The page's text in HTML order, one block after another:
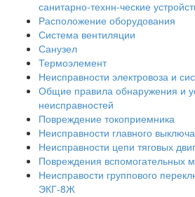
санитарно-технн-ческие
Расположение оборудования
Система вентиляции
Санузел
Термоэлемент
Неисправности электровоза и
Общие правила обнаружения и
неисправностей
Повреждение токоприемника
Неисправности главного
Неисправности цепи тяговых
Повреждения вспомогательных
Неисправости группового
ЭКГ-8Ж